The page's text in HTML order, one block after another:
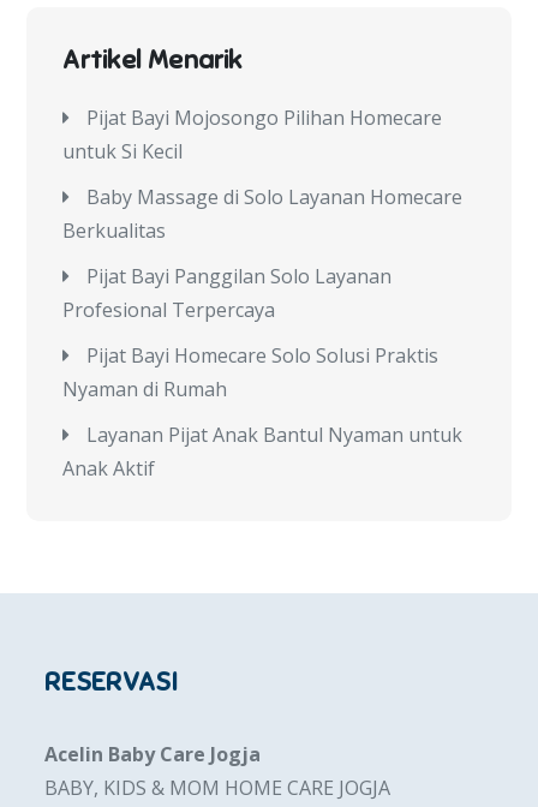
Artikel Menarik
Pijat Bayi Mojosongo Pilihan Homecare
untuk Si Kecil
Baby Massage di Solo Layanan Homecare
Berkualitas
Pijat Bayi Panggilan Solo Layanan
Profesional Terpercaya
Pijat Bayi Homecare Solo Solusi Praktis
Nyaman di Rumah
Layanan Pijat Anak Bantul Nyaman untuk
Anak Aktif
RESERVASI
Acelin Baby Care Jogja
BABY, KIDS & MOM HOME CARE JOGJA